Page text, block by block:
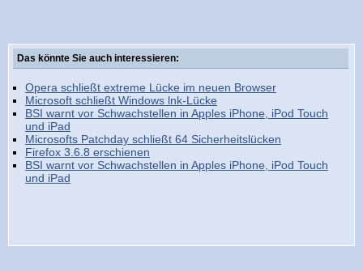
Das könnte Sie auch interessieren:
Opera schließt extreme Lücke im neuen Browser
Microsoft schließt Windows lnk-Lücke
BSI warnt vor Schwachstellen in Apples iPhone, iPod Touch
und iPad
Microsofts Patchday schließt 64 Sicherheitslücken
Firefox 3.6.8 erschienen
BSI warnt vor Schwachstellen in Apples iPhone, iPod Touch
und iPad